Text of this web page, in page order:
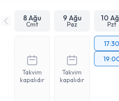
8 Ağu
Cmt
9 Ağu
Paz
10
Pzt
Takvim
kapalıdır
Takvim
kapalıdır
17:30